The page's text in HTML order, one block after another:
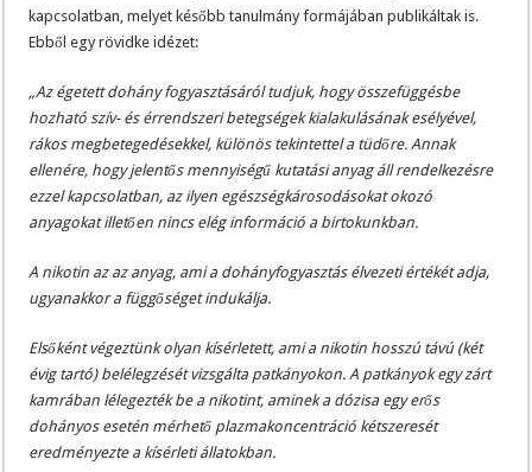
kapcsolatban, melyet később tanulmány formájában publikáltak is.
Ebből egy rövidke idézet:
„Az égetett dohány fogyasztásáról tudjuk, hogy összefüggésbe
hozható szív- és érrendszeri betegségek kialakulásának esélyével,
rákos megbetegedésekkel, különös tekintettel a tüdőre. Annak
ellenére, hogy jelentős mennyiségű kutatási anyag áll rendelkezésre
ezzel kapcsolatban, az ilyen egészségkárosodásokat okozó
anyagokat illetően nincs elég információ a birtokunkban.
A nikotin az az anyag, ami a dohányfogyasztás élvezeti értékét adja,
ugyanakkor a függőséget indukálja.
Elsőként végeztünk olyan kísérletett, ami a nikotin hosszú távú (két
évig tartó) belélegzését vizsgálta patkányokon. A patkányok egy zárt
kamrában lélegezték be a nikotint, aminek a dózisa egy erős
dohányos esetén mérhető plazmakoncentráció kétszeresét
eredményezte a kísérleti állatokban.